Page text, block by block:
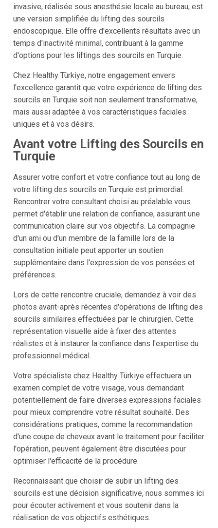
invasive, réalisée sous anesthésie locale au bureau, est
une version simplifiée du lifting des sourcils
endoscopique. Elle offre d'excellents résultats avec un
temps d'inactivité minimal, contribuant à la gamme
d'options pour les liftings des sourcils en Turquie.
Chez Healthy Türkiye, notre engagement envers
l'excellence garantit que votre expérience de lifting des
sourcils en Turquie soit non seulement transformative,
mais aussi adaptée à vos caractéristiques faciales
uniques et à vos désirs.
Avant votre Lifting des Sourcils en
Turquie
Assurer votre confort et votre confiance tout au long de
votre lifting des sourcils en Turquie est primordial.
Rencontrer votre consultant choisi au préalable vous
permet d'établir une relation de confiance, assurant une
communication claire sur vos objectifs. La compagnie
d'un ami ou d'un membre de la famille lors de la
consultation initiale peut apporter un soutien
supplémentaire dans l'expression de vos pensées et
préférences.
Lors de cette rencontre cruciale, demandez à voir des
photos avant-après récentes d'opérations de lifting des
sourcils similaires effectuées par le chirurgien. Cette
représentation visuelle aide à fixer des attentes
réalistes et à instaurer la confiance dans l'expertise du
professionnel médical.
Votre spécialiste chez Healthy Türkiye effectuera un
examen complet de votre visage, vous demandant
potentiellement de faire diverses expressions faciales
pour mieux comprendre votre résultat souhaité. Des
considérations pratiques, comme la recommandation
d'une coupe de cheveux avant le traitement pour faciliter
l'opération, peuvent également être discutées pour
optimiser l'efficacité de la procédure.
Reconnaissant que choisir de subir un lifting des
sourcils est une décision significative, nous sommes ici
pour écouter activement et vous soutenir dans la
réalisation de vos objectifs esthétiques.